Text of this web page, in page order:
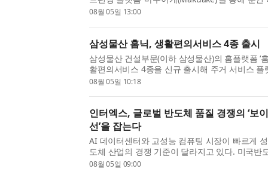
타워(Smoki Tower)’를 선보이며 일본 시장 공략
08월 05일 13:00
삼성물산 홈닉, 생활편의서비스 4종 출시
삼성물산 건설부문(이하 삼성물산)의 홈플랫폼 ‘
활편의서비스 4종을 신규 출시해 주거 서비스
강화한다. 삼성물산은 생활 밀착형 서비스 기업
08월 05일 10:18
인터엑스, 글로벌 반도체 품질 경쟁의 ‘보
선’을 잡는다
AI 데이터센터와 고성능 컴퓨팅 시장이 빠르게
도체 산업의 경쟁 기준이 달라지고 있다. 미국반
계 기준 올해 2월 글로벌 반도체 매출은 888억달
08월 05일 09:00